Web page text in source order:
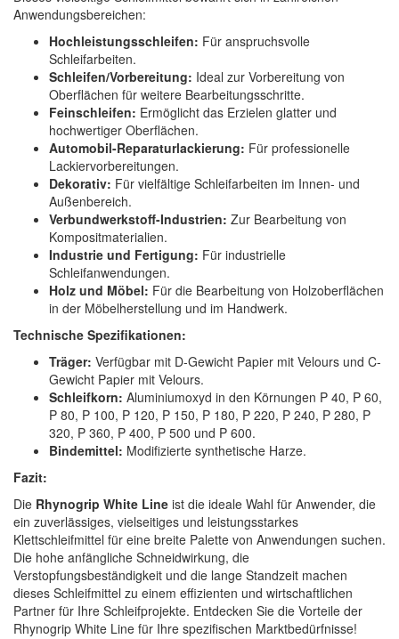
Anwendungsbereichen:
Hochleistungsschleifen: Für anspruchsvolle
Schleifarbeiten.
Schleifen/Vorbereitung: Ideal zur Vorbereitung von
Oberflächen für weitere Bearbeitungsschritte.
Feinschleifen: Ermöglicht das Erzielen glatter und
hochwertiger Oberflächen.
Automobil-Reparaturlackierung: Für professionelle
Lackiervorbereitungen.
Dekorativ: Für vielfältige Schleifarbeiten im Innen- und
Außenbereich.
Verbundwerkstoff-Industrien: Zur Bearbeitung von
Kompositmaterialien.
Industrie und Fertigung: Für industrielle
Schleifanwendungen.
Holz und Möbel: Für die Bearbeitung von Holzoberflächen
in der Möbelherstellung und im Handwerk.
Technische Spezifikationen:
Träger: Verfügbar mit D-Gewicht Papier mit Velours und C-
Gewicht Papier mit Velours.
Schleifkorn: Aluminiumoxyd in den Körnungen P 40, P 60,
P 80, P 100, P 120, P 150, P 180, P 220, P 240, P 280, P
320, P 360, P 400, P 500 und P 600.
Bindemittel: Modifizierte synthetische Harze.
Fazit:
Die Rhynogrip White Line ist die ideale Wahl für Anwender, die
ein zuverlässiges, vielseitiges und leistungsstarkes
Klettschleifmittel für eine breite Palette von Anwendungen suchen.
Die hohe anfängliche Schneidwirkung, die
Verstopfungsbeständigkeit und die lange Standzeit machen
dieses Schleifmittel zu einem effizienten und wirtschaftlichen
Partner für Ihre Schleifprojekte. Entdecken Sie die Vorteile der
Rhynogrip White Line für Ihre spezifischen Marktbedürfnisse!